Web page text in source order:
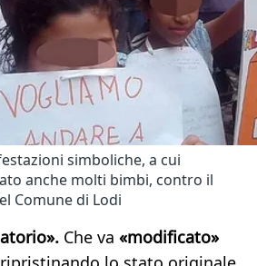
simboliche, a cui
anche molti bimbi, contro il
Comune di Lodi
Che va «modificato»